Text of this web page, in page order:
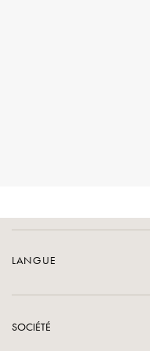
LANGUE
SOCIÉTÉ